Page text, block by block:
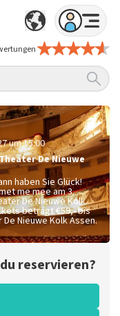
um 15:00
De Nieuwe
haben Sie Glück!
me mee am 3.
De Nieuwe Kolk
beträgt€59,- bis
Nieuwe Kolk Assen.
reservieren?